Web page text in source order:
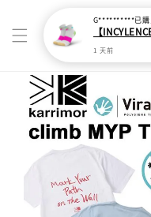
G**********已
1 天前